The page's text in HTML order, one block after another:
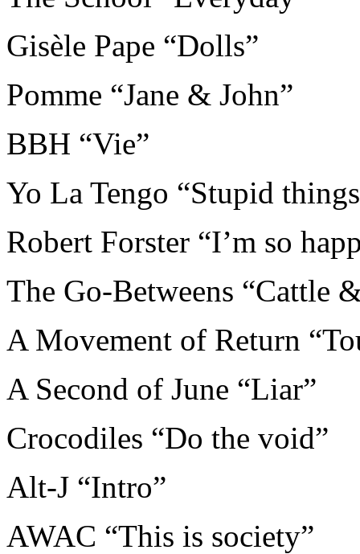
Gisèle Pape “Dolls”
Pomme “Jane & John”
BBH “Vie”
Yo La Tengo “Stupid
Robert Forster “I’m so
The Go-Betweens “Cattle
A Movement of Return
A Second of June “Liar”
Crocodiles “Do the void”
Alt-J “Intro”
AWAC “This is society”